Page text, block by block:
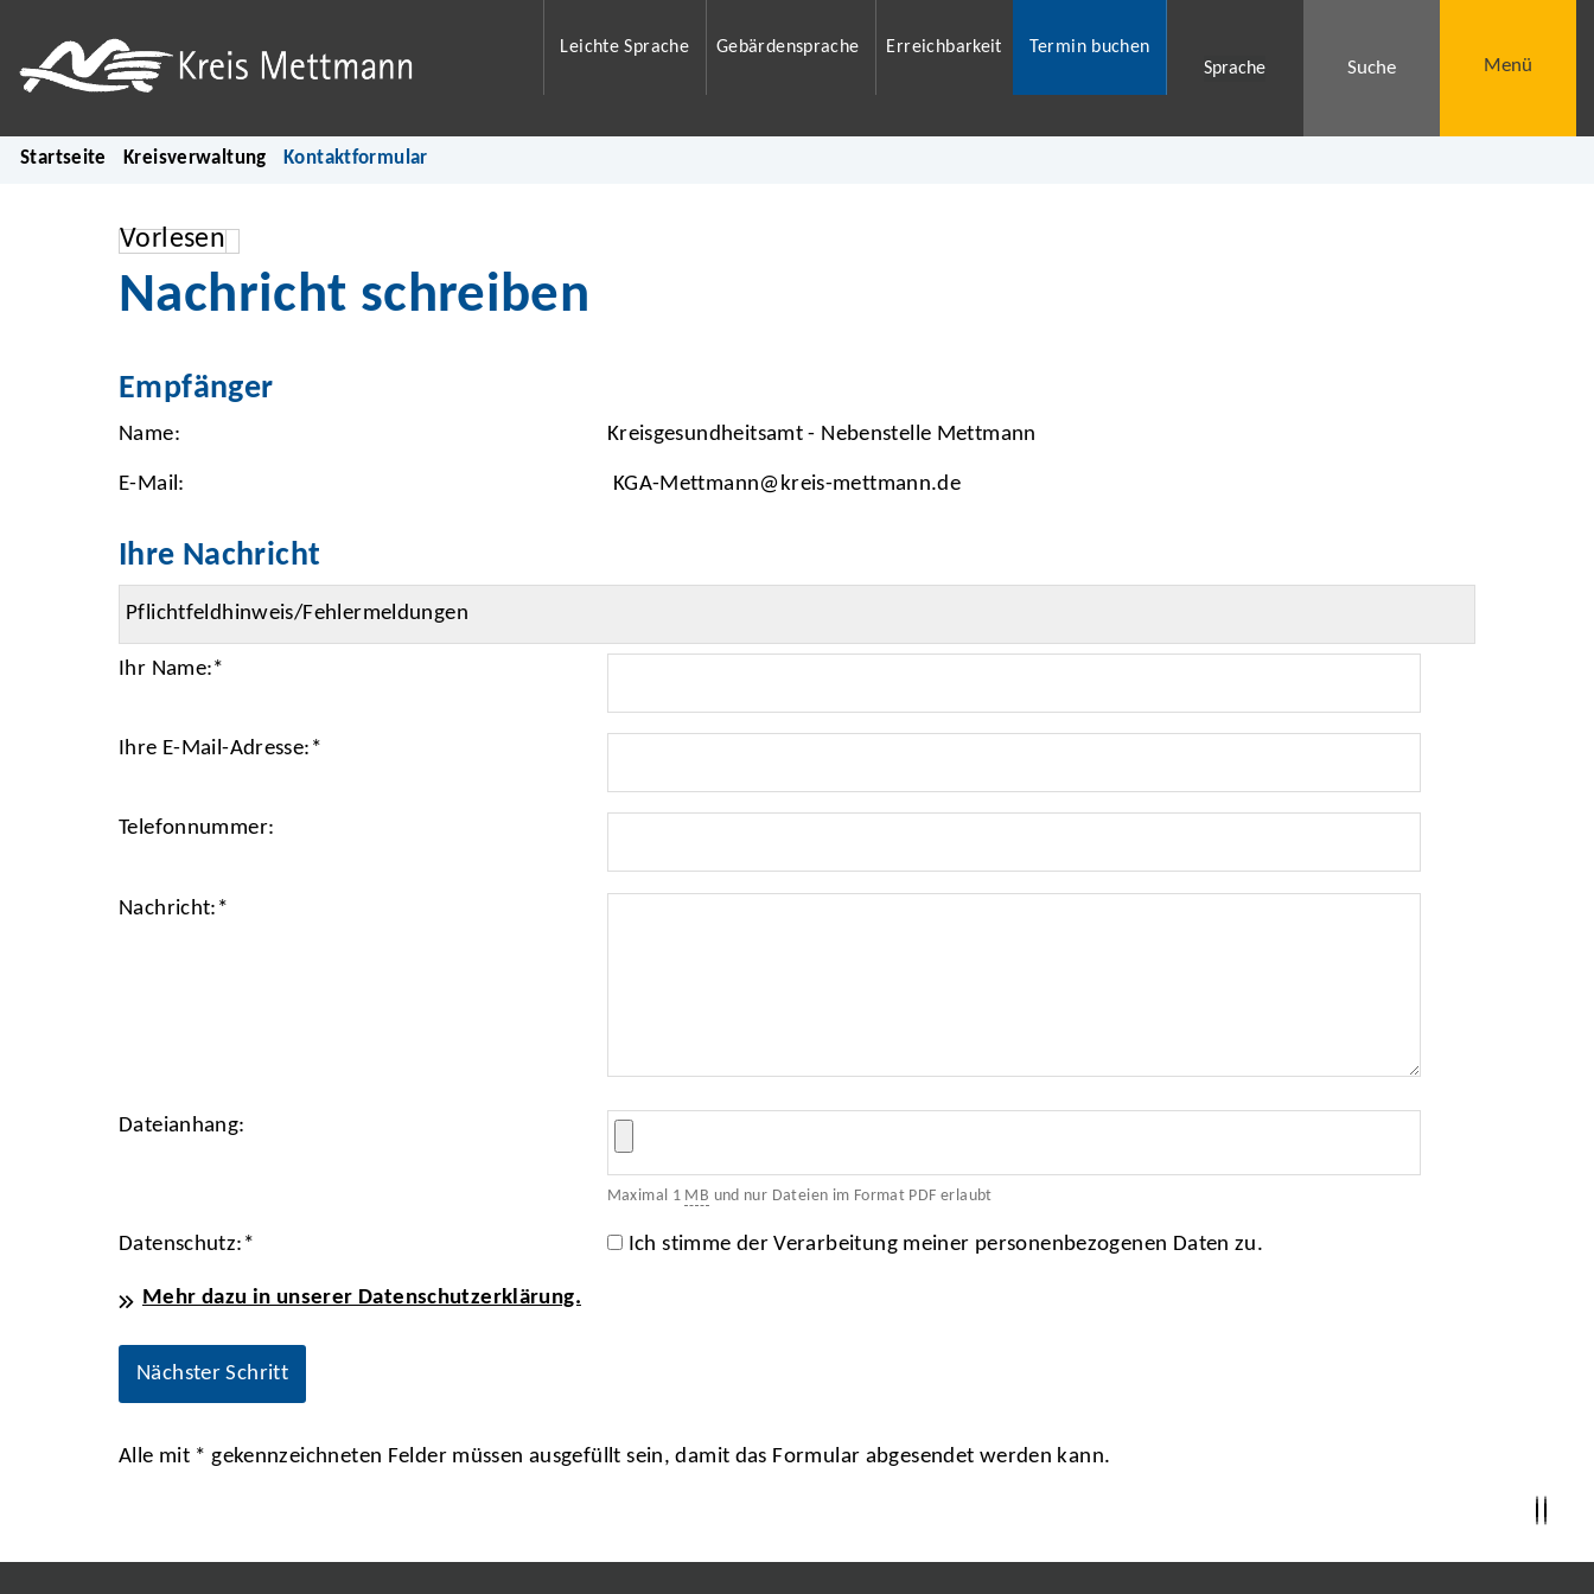
Leichte Sprache Gebärdensprache Erreichbarkeit
Termin buchen
Sprache
Suche Menü
Startseite Kreisverwaltung Kontaktformular
Vorlesen
Nachricht schreiben
Empfänger
Name: Kreisgesundheitsamt - Nebenstelle Mettmann
E-Mail: KGA-Mettmann@kreis-mettmann.de
Ihre Nachricht
Ihr Name:*
Ihre E-Mail-Adresse: *
Telefonnummer:
Nachricht: *
Dateianhang:
Maximal 1 MB und nur Dateien im Format PDF erlaubt
Datenschutz: * Ich stimme der Verarbeitung meiner personenbezogenen Daten zu.
Mehr dazu in unserer Datenschutzerklärung.
Alle mit * gekennzeichneten Felder müssen ausgefüllt sein, damit das Formular abgesendet werden kann.